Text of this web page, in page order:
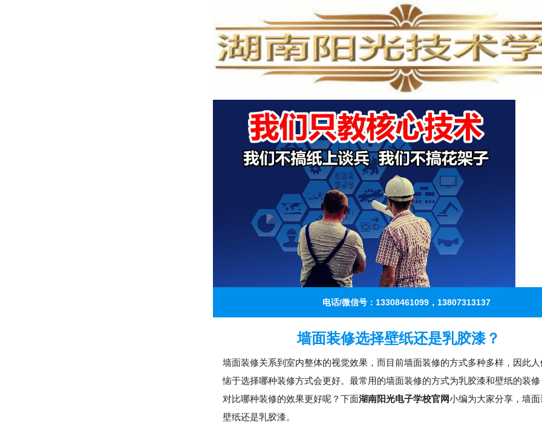
电话/微信号：13308461099，13807313137
墙面装修选择壁纸还是乳胶漆？
墙面装修关系到室内整体的视觉效果，而目前墙面装修的方式多种多样，因此
恼于选择哪种装修方式会更好。最常用的墙面装修的方式为乳胶漆和壁纸的装
对比哪种装修的效果更好呢？下面湖南阳光电子学校官网小编为大家分享，墙
壁纸还是乳胶漆。